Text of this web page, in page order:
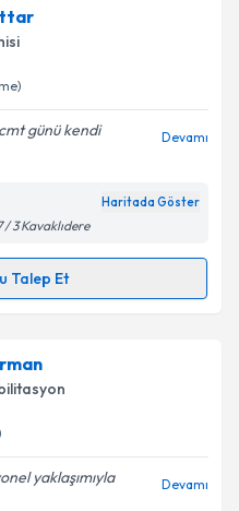
randevu takvimi talebi
randevu almanız için bir
ile bilgilendireceğiz.
ilişkin
Aydınlatma
verilerimin belirtilen
kabul ediyorum.
günü kendi
Devamı
Haritada Göster
/ 3 Kavaklıdere
Talep Et
randevu takvimi talebi
randevu almanız için bir
ile bilgilendireceğiz.
yaklaşımıyla
Devamı